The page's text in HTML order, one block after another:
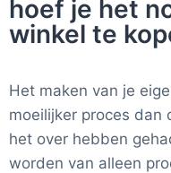
hoef je het
winkel te
Het maken van je
moeilijker proces dan
het over hebben
worden van alleen